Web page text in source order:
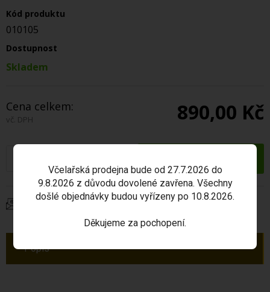
Kód produktu
010105
Dostupnost
Skladem
Cena celkem:
vč. DPH 890,00 Kč
Dotaz na produkt
Popis
Včelařská prodejna bude od 27.7.2026 do
9.8.2026 z důvodu dovolené zavřena. Všechny
došlé objednávky budou vyřízeny po 10.8.2026.
Děkujeme za pochopení.